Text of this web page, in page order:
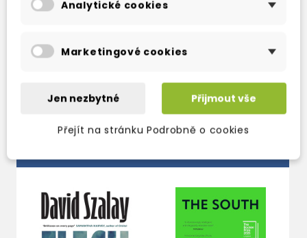
love story, a family saga, and a rich novel of
novelists.
Analytické cookies
Marketingové cookies
Jen nezbytné Přijmout vše
Přejít na stránku Podrobně o cookies